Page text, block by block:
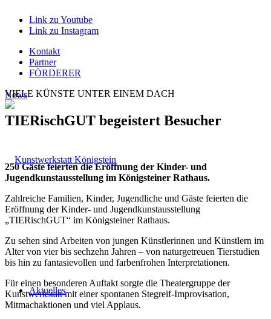
Link zu Youtube
Link zu Instagram
Kontakt
Partner
FÖRDERER
VIELE KÜNSTE UNTER EINEM DACH
Aktuelles
News
TIERischGUT begeistert Besucher
250 Gäste feierten die Eröffnung der Kinder- und
Jugendkunstausstellung im Königsteiner Rathaus.
Zahlreiche Familien, Kinder, Jugendliche und Gäste feierten die
Eröffnung der Kinder- und Jugendkunstausstellung
„TIERischGUT“ im Königsteiner Rathaus.
Zu sehen sind Arbeiten von jungen Künstlerinnen und Künstlern im
Alter von vier bis sechzehn Jahren – von naturgetreuen Tierstudien
bis hin zu fantasievollen und farbenfrohen Interpretationen.
Für einen besonderen Auftakt sorgte die Theatergruppe der
Kunstwerkstatt mit einer spontanen Stegreif-Improvisation,
Mitmachaktionen und viel Applaus.